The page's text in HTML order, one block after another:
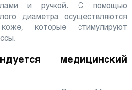
и ручкой. С помощью
диаметра осуществляются
которые стимулируют
медицинский